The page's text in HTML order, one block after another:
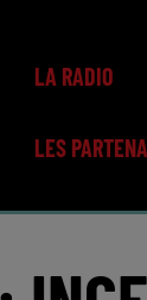
LA RADIO
LES